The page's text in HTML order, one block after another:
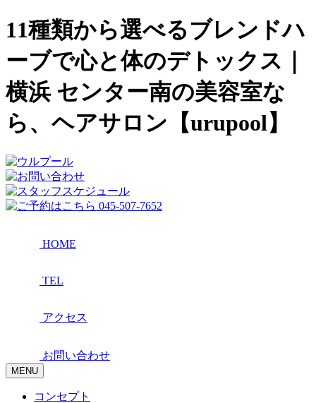
11種類から選べるブレンドハ
ーブで心と体のデトックス｜
横浜 センター南の美容室な
ら、ヘアサロン【urupool】
HOME
TEL
アクセス
お問い合わせ
MENU
コンセプト